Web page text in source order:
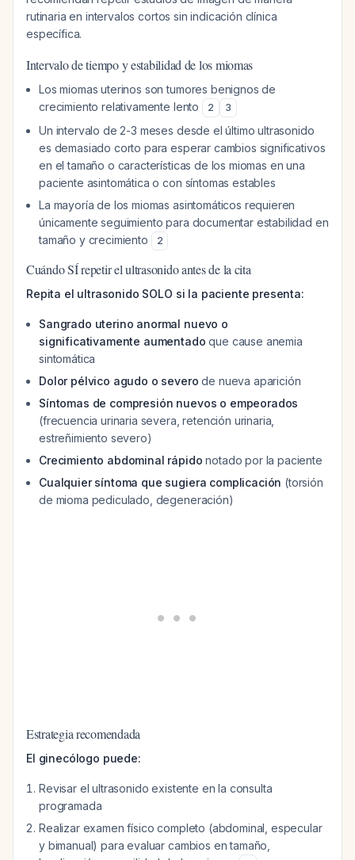
rutinaria en intervalos cortos sin indicación clínica
específica.
Intervalo de tiempo y estabilidad de los miomas
Los miomas uterinos son tumores benignos de
crecimiento relativamente lento
2 3
Un intervalo de 2-3 meses desde el último ultrasonido
es demasiado corto para esperar cambios significativos
en el tamaño o características de los miomas en una
paciente asintomática o con síntomas estables
La mayoría de los miomas asintomáticos requieren
únicamente seguimiento para documentar estabilidad en
tamaño y crecimiento
2
Cuándo SÍ repetir el ultrasonido antes de la cita
Repita el ultrasonido SOLO si la paciente presenta:
Sangrado uterino anormal nuevo o
significativamente aumentado que cause anemia
sintomática
Dolor pélvico agudo o severo de nueva aparición
Síntomas de compresión nuevos o empeorados
(frecuencia urinaria severa, retención urinaria,
estreñimiento severo)
Crecimiento abdominal rápido notado por la paciente
Cualquier síntoma que sugiera complicación (torsión
de mioma pediculado, degeneración)
Estrategia recomendada
El ginecólogo puede:
Revisar el ultrasonido existente en la consulta
programada
Realizar examen físico completo (abdominal, especular
y bimanual) para evaluar cambios en tamaño,